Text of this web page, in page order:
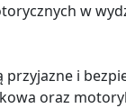
w
i
oraz